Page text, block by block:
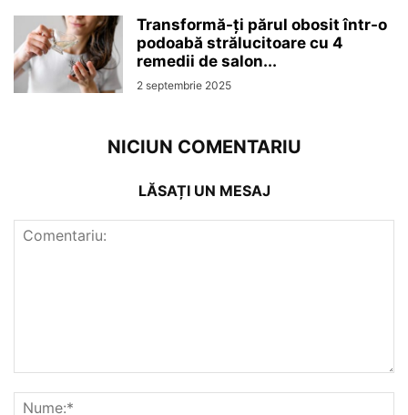
Transformă-ți părul obosit într-o
podoabă strălucitoare cu 4
remedii de salon...
2 septembrie 2025
NICIUN COMENTARIU
LĂSAȚI UN MESAJ